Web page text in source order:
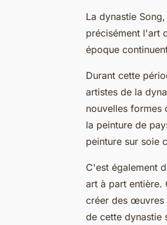
La dynastie
précisément l'art
époque
Durant cette
artistes de la
nouvelles formes
la peinture de
peinture sur soie
C'est également
art à part entière.
créer des œuvres
de cette dynastie